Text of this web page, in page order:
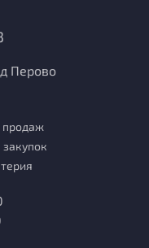
Перово
продаж